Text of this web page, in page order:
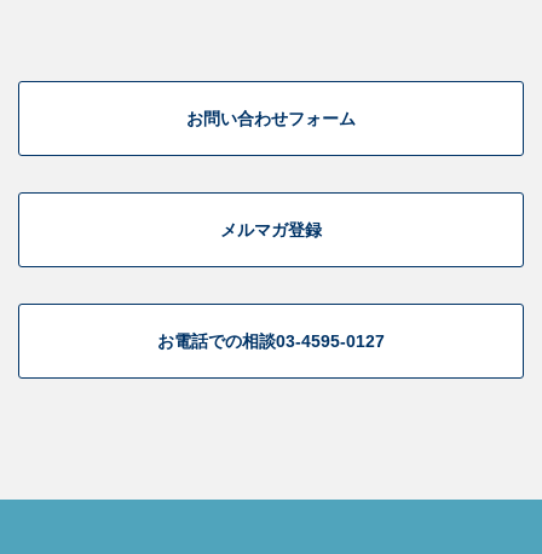
お問い合わせフォーム
メルマガ登録
お電話での相談03-4595-0127